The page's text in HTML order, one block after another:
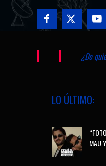
¿De
LO ÚLTIMO:
MAU